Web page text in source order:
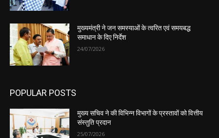
मुख्यमंत्री ने जन समस्याओं के त्वरित एवं समयबद्ध
समाधान के दिए निर्देश
24/07/2026
POPULAR POSTS
मुख्य सचिव ने की विभिन्न विभागों के प्रस्तावों को वित्तीय
संस्तुति प्रदान
25/07/2026